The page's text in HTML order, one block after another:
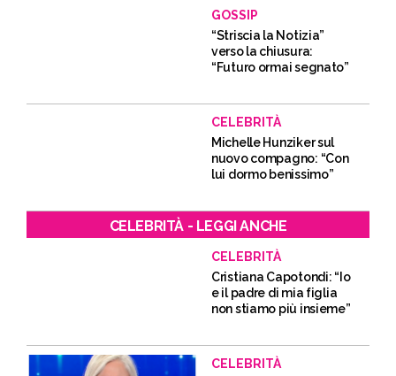
GOSSIP
“Striscia la Notizia”
verso la chiusura:
“Futuro ormai segnato”
CELEBRITÀ
Michelle Hunziker sul
nuovo compagno: “Con
lui dormo benissimo”
CELEBRITÀ - LEGGI ANCHE
CELEBRITÀ
Cristiana Capotondi: “Io
e il padre di mia figlia
non stiamo più insieme”
CELEBRITÀ